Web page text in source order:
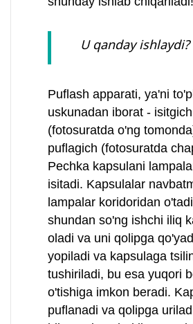
U qanday ishlaydi?
Puflash apparati, ya'ni
uskunadan iborat -
(fotosuratda o'ng
puflagich (fotosuratda
Pechka kapsulani
isitadi. Kapsulalar
lampalar koridoridan
shundan so'ng ishchi iliq
oladi va uni qolipga
yopiladi va kapsulaga
tushiriladi, bu esa yuqori
o'tishiga imkon beradi.
puflanadi va qolipga